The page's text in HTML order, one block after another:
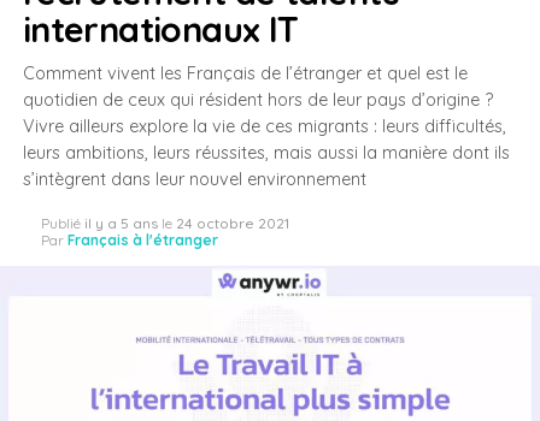
internationaux IT
Comment vivent les Français de l’étranger et quel est le
quotidien de ceux qui résident hors de leur pays d’origine ?
Vivre ailleurs explore la vie de ces migrants : leurs difficultés,
leurs ambitions, leurs réussites, mais aussi la manière dont ils
s’intègrent dans leur nouvel environnement
Publié il y a 5 ans le 24 octobre 2021
Par Français à l'étranger